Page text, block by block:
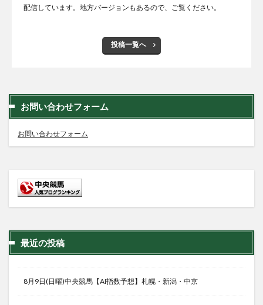
配信しています。地方バージョンもあるので、ご覧ください。
投稿一覧へ
お問い合わせフォーム
お問い合わせフォーム
最近の投稿
8月9日(日曜)中央競馬【AI指数予想】札幌・新潟・中京